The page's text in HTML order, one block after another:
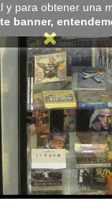
para obtener una
banner,